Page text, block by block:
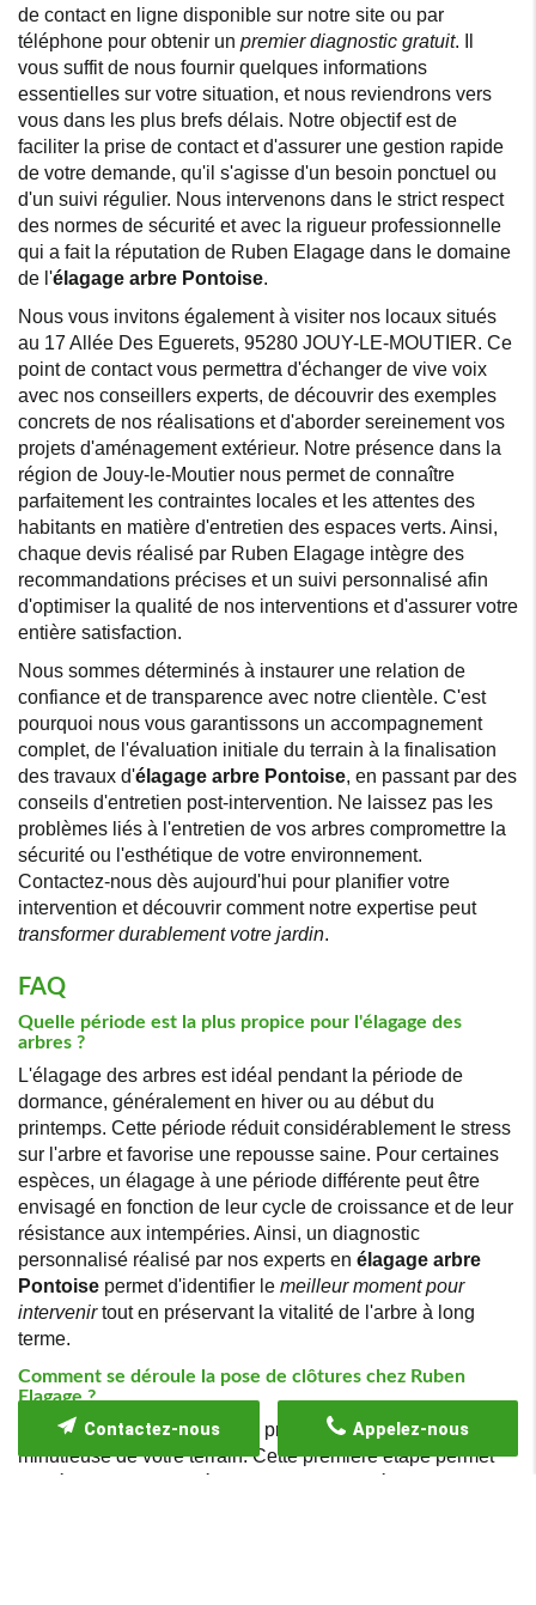
de contact en ligne disponible sur notre site ou par
téléphone pour obtenir un premier diagnostic gratuit. Il
vous suffit de nous fournir quelques informations
essentielles sur votre situation, et nous reviendrons vers
vous dans les plus brefs délais. Notre objectif est de
faciliter la prise de contact et d'assurer une gestion rapide
de votre demande, qu'il s'agisse d'un besoin ponctuel ou
d'un suivi régulier. Nous intervenons dans le strict respect
des normes de sécurité et avec la rigueur professionnelle
qui a fait la réputation de Ruben Elagage dans le domaine
de l'élagage arbre Pontoise.
Nous vous invitons également à visiter nos locaux situés
au 17 Allée Des Eguerets, 95280 JOUY-LE-MOUTIER. Ce
point de contact vous permettra d'échanger de vive voix
avec nos conseillers experts, de découvrir des exemples
concrets de nos réalisations et d'aborder sereinement vos
projets d'aménagement extérieur. Notre présence dans la
région de Jouy-le-Moutier nous permet de connaître
parfaitement les contraintes locales et les attentes des
habitants en matière d'entretien des espaces verts. Ainsi,
chaque devis réalisé par Ruben Elagage intègre des
recommandations précises et un suivi personnalisé afin
d'optimiser la qualité de nos interventions et d'assurer votre
entière satisfaction.
Nous sommes déterminés à instaurer une relation de
confiance et de transparence avec notre clientèle. C'est
pourquoi nous vous garantissons un accompagnement
complet, de l'évaluation initiale du terrain à la finalisation
des travaux d'élagage arbre Pontoise, en passant par des
conseils d'entretien post-intervention. Ne laissez pas les
problèmes liés à l'entretien de vos arbres compromettre la
sécurité ou l'esthétique de votre environnement.
Contactez-nous dès aujourd'hui pour planifier votre
intervention et découvrir comment notre expertise peut
transformer durablement votre jardin.
FAQ
Quelle période est la plus propice pour l'élagage des
arbres ?
L'élagage des arbres est idéal pendant la période de
dormance, généralement en hiver ou au début du
printemps. Cette période réduit considérablement le stress
sur l'arbre et favorise une repousse saine. Pour certaines
espèces, un élagage à une période différente peut être
envisagé en fonction de leur cycle de croissance et de leur
résistance aux intempéries. Ainsi, un diagnostic
personnalisé réalisé par nos experts en élagage arbre
Pontoise permet d'identifier le meilleur moment pour
intervenirtout en préservant la vitalité de l'arbre à long
terme.
Comment se déroule la pose de clôtures chez Ruben
Elagage ?
Notre équipe débute chaque projet par une inspection
minutieuse de votre terrain. Cette première étape permet
Appelez-nous
Contactez-nous